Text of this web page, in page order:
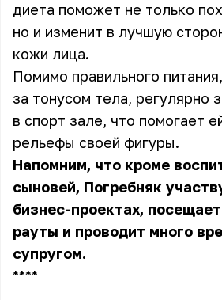
диета поможет не только
но и изменит в лучшую
кожи лица.
Помимо правильного
за тонусом тела, регулярно
в спорт зале, что помогает
рельефы своей фигуры.
Напомним, что кроме
сыновей, Погребняк
бизнес-проектах,
рауты и проводит много
супругом.
** **